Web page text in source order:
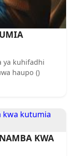
ya kuhifadhi
haupo ()
KWA